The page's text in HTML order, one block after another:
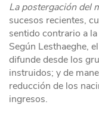
La postergación del
sucesos recientes,
sentido contrario a
Según Lesthaeghe,
difunde desde los
instruidos; y de
reducción de los
ingresos.